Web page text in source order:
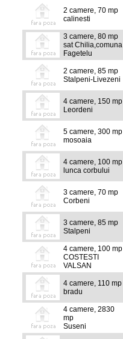
2 camere, 70 mp
calinesti
3 camere, 80 mp
sat Chilia,comuna
Fagetelu
2 camere, 85 mp
Stalpeni-Livezeni
4 camere, 150 mp
Leordeni
5 camere, 300 mp
mosoaia
4 camere, 100 mp
lunca corbului
3 camere, 70 mp
Corbeni
3 camere, 85 mp
Stalpeni
4 camere, 100 mp
COSTESTI
VALSAN
4 camere, 110 mp
bradu
4 camere, 2830
mp
Suseni